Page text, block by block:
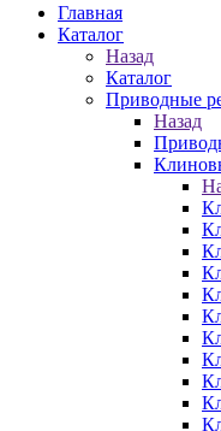
Главная
Каталог
Назад
Каталог
Приводные
Назад